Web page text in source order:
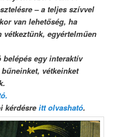
– a teljes szívvel
van lehetőség, ha
egyértelműen
belépés egy interaktív
vétkeinket
kérdésre itt olvasható.